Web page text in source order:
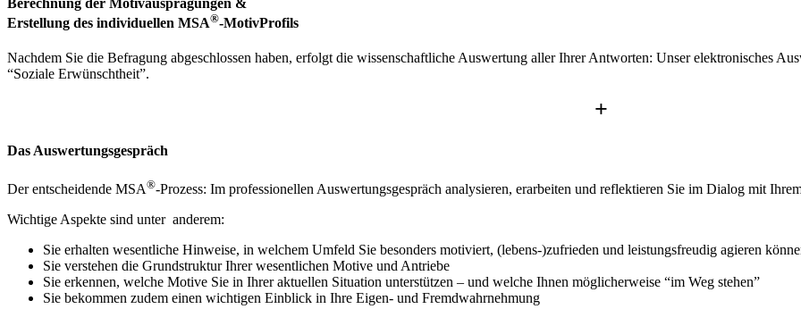
Erstellung des individuellen MSA®-MotivProfils
Nachdem Sie die Befragung abgeschlossen haben, erfolgt die wissenschaftliche Auswertung aller Ihrer Antworten: Unser elektronisches
“Soziale Erwünschtheit”.
+
Das Auswertungsgespräch
Der entscheidende MSA®-Prozess: Im professionellen Auswertungsgespräch analysieren, erarbeiten und reflektieren Sie im Dialog mit
Wichtige Aspekte sind unter anderem:
Sie erhalten wesentliche Hinweise, in welchem Umfeld Sie besonders motiviert, (lebens-)zufrieden und leistungsfreudig agieren
Sie verstehen die Grundstruktur Ihrer wesentlichen Motive und Antriebe
Sie erkennen, welche Motive Sie in Ihrer aktuellen Situation unterstützen – und welche Ihnen möglicherweise “im Weg stehen”
Sie bekommen zudem einen wichtigen Einblick in Ihre Eigen- und Fremdwahrnehmung